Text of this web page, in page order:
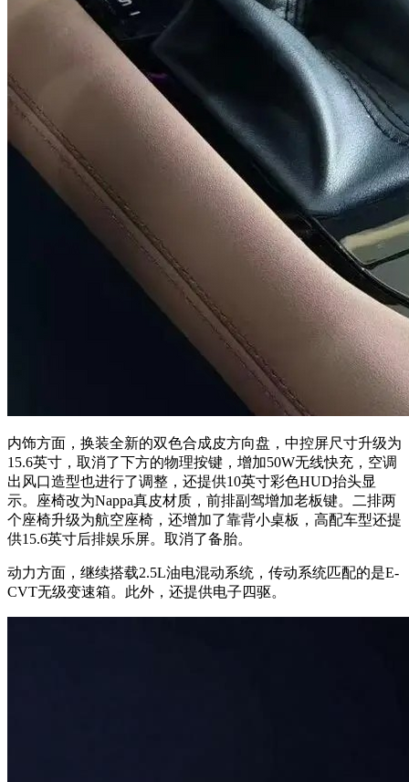
内饰方面，换装全新的双色合成皮方向盘，中控屏尺寸升级为
15.6英寸，取消了下方的物理按键，增加50W无线快充，空调
出风口造型也进行了调整，还提供10英寸彩色HUD抬头显
示。座椅改为Nappa真皮材质，前排副驾增加老板键。二排两
个座椅升级为航空座椅，还增加了靠背小桌板，高配车型还提
供15.6英寸后排娱乐屏。取消了备胎。
动力方面，继续搭载2.5L油电混动系统，传动系统匹配的是E-
CVT无级变速箱。此外，还提供电子四驱。